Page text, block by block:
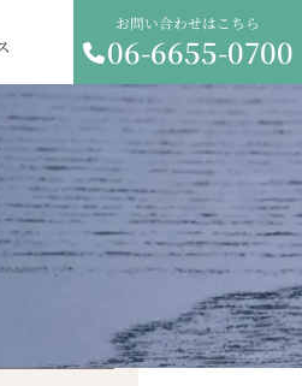
お問い合わせはこちら
06-6655-0700